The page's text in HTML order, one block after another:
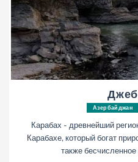
Азербайджан
Карабах - древнейший
Карабахе, который богат
также бесчисленное